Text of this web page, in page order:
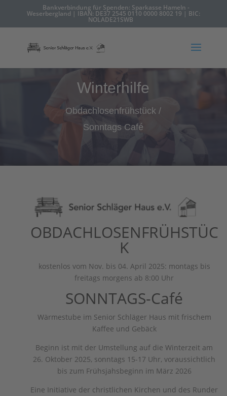
Bankverbindung für Spenden: Sparkasse Hameln -
Weserbergland | IBAN: DE37 2545 0110 0000 8002 19 | BIC:
NOLADE21SWB
Winterhilfe
Obdachlosenfrühstück /
Sonntags Café
OBDACHLOSENFRÜHSTÜC
K
kostenlos vom Nov. bis 04. April 2025: montags bis
freitags morgens ab 8:00 Uhr
SONNTAGS-Café
Wärmestube im Senior Schläger Haus mit frischem
Kaffee und Gebäck
Beginn ist mit der Umstellung auf die Winterzeit am
26. Oktober 2025, sonntags 15-17 Uhr, voraussichtlich
bis zum Frühsjahsbeginn im März 2026
Eine Initiative der christlichen Kirchen und des Runder